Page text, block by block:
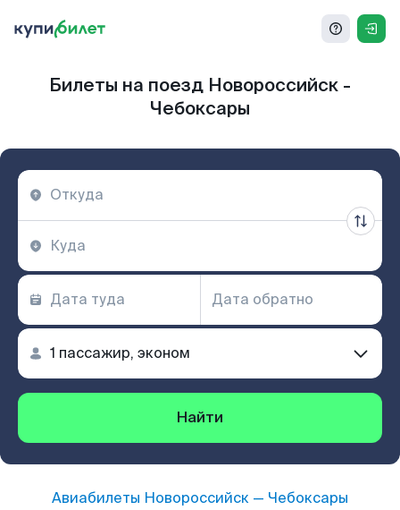
Билеты на поезд Новороссийск -
Чебоксары
Найти
Авиабилеты Новороссийск — Чебоксары